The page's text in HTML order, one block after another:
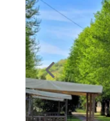
Previous